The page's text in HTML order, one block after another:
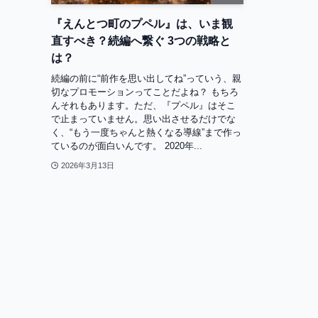
『えんとつ町のプペル』は、いま観
直すべき？続編へ繋ぐ 3つの戦略と
は？
続編の前に“前作を思い出してね”っていう、親
切なプロモーションってことだよね？ もちろ
んそれもあります。ただ、『プペル』はそこ
で止まっていません。思い出させるだけでな
く、“もう一度ちゃんと熱くなる導線”まで作っ
ているのが面白いんです。 2020年...
2026年3月13日